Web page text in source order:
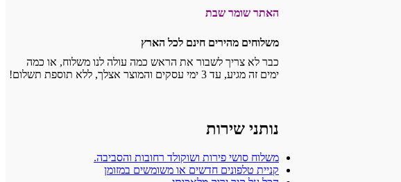
האתר שומר שבת
משלוחים מהירים חינם לכל הארץ
כבר לא צריך לשבור את הראש כמה עולה לנו משלוח, או כמה
ימים זה מגיע, עד 3 ימי עסקים והמוצר אצלך, ללא תוספת תשלום!
נותני שירות
משלוח סושי פירות ושוקולד רחובות והסביבה.
קניית טלפונים חדשים או משומשים במזומן